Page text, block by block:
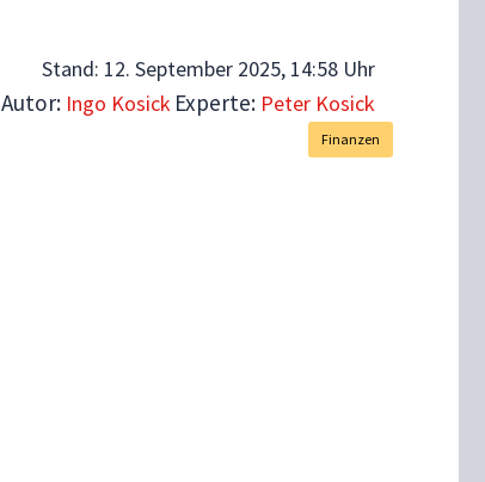
Stand: 12. September 2025, 14:58 Uhr
Autor: Ingo Kosick Experte: Peter Kosick
Finanzen